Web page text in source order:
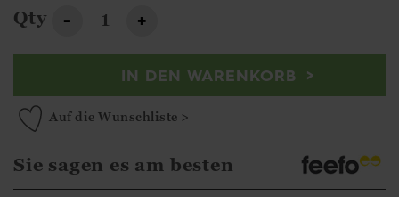
Qty - +
IN DEN WARENKORB
Auf die Wunschliste >
Sie sagen es am besten